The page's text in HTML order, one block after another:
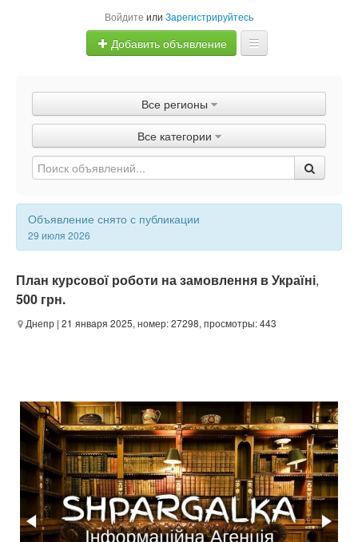
Войдите или Зарегистрируйтесь
Добавить объявление
Объявления
Быстрая продажа
Все регионы
Все категории
Объявление снято с публикации
29 июля 2026
План курсової роботи на замовлення в Україні,
500 грн.
Днепр | 21 января 2025, номер: 27298, просмотры: 443